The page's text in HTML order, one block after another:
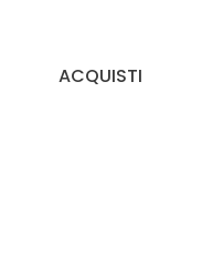
ACQUISTI